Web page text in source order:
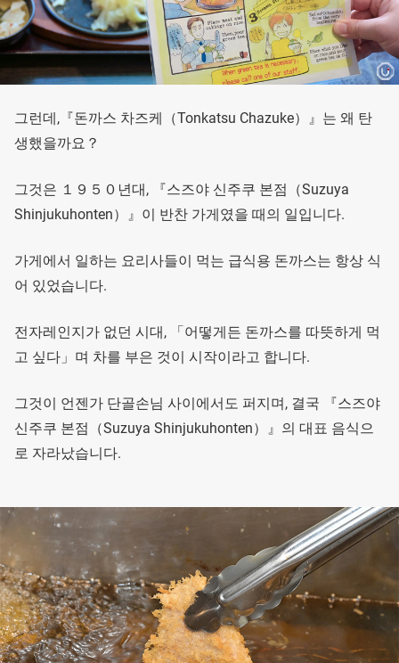
그런데,『돈까스 차즈케（Tonkatsu Chazuke）』는 왜 탄
생했을까요？
그것은 １９５０년대, 『스즈야 신주쿠 본점（Suzuya
Shinjukuhonten）』이 반찬 가게였을 때의 일입니다.
가게에서 일하는 요리사들이 먹는 급식용 돈까스는 항상 식
어 있었습니다.
전자레인지가 없던 시대, 「어떻게든 돈까스를 따뜻하게 먹
고 싶다」며 차를 부은 것이 시작이라고 합니다.
그것이 언젠가 단골손님 사이에서도 퍼지며, 결국 『스즈야
신주쿠 본점（Suzuya Shinjukuhonten）』의 대표 음식으
로 자라났습니다.